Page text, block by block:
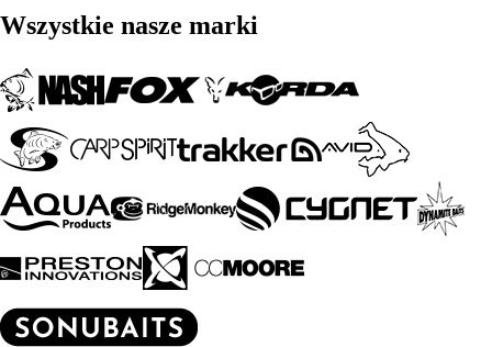
Wszystkie nasze marki